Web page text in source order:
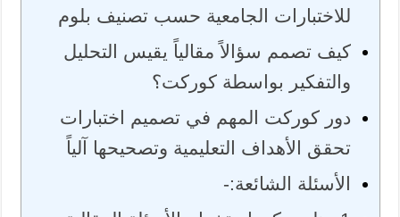
للاختبارات الجامعية حسب تصنيف بلوم
كيف تصمم سؤالاً مقالياً يقيس التحليل
والتفكير بواسطة كوركت؟
دور كوركت المهم في تصميم اختبارات
تحقق الأهداف التعليمية وتصحيحها آلياً
الأسئلة الشائعة:-